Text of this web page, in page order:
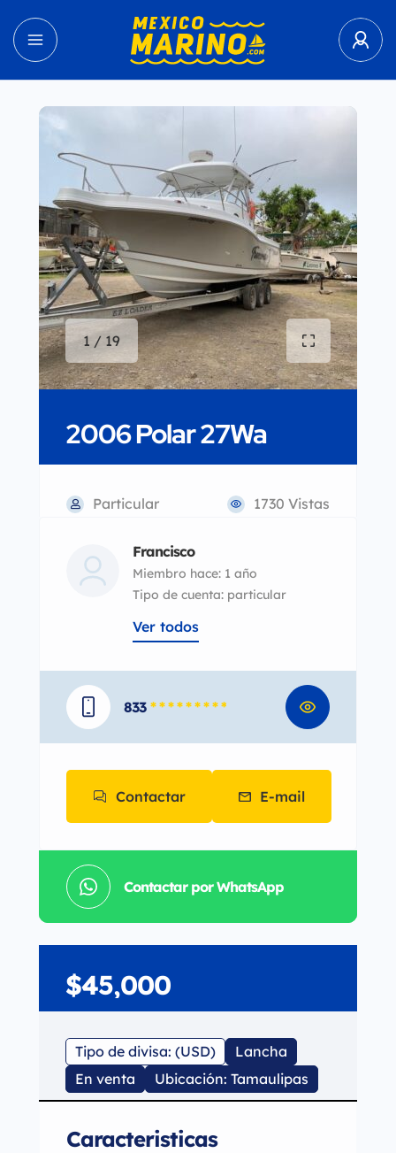
1 / 19
2006 Polar 27Wa
Particular 1730 Vistas
Francisco
Miembro hace: 1 año
tipo de cuenta: particular
Ver todos
833 * * * * * * * * *
Contactar E-mail
Contactar por WhatsApp
$45,000
Tipo de divisa: (USD)
Lancha
En venta
Ubicación: Tamaulipas
Caracteristicas